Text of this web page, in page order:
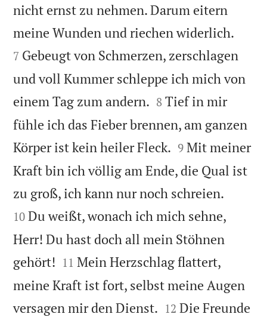
nicht ernst zu nehmen. Darum eitern
meine Wunden und riechen widerlich.
7 Gebeugt von Schmerzen, zerschlagen
und voll Kummer schleppe ich mich von
einem Tag zum andern. 

8 Tief in mir
fühle ich das Fieber brennen, am ganzen
Körper ist kein heiler Fleck. 

9 Mit meiner
Kraft bin ich völlig am Ende, die Qual ist
zu groß, ich kann nur noch schreien.
10 Du weißt, wonach ich mich sehne,
Herr! Du hast doch all mein Stöhnen
gehört! 

11 Mein Herzschlag flattert,
meine Kraft ist fort, selbst meine Augen
versagen mir den Dienst. 

12 Die Freunde